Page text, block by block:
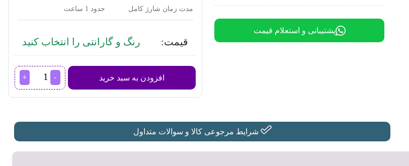
پشتیبانی و استعلام قیمت
مدت زمان شارژ کامل حدود 1 ساعت
قیمت: رنگ و گارانتی را انتخاب کنید
افزودن به سبد خرید
ست
ماشین
و
فیلیپس
مدل
شرایط مرجوعی کالا و سوالات متداول